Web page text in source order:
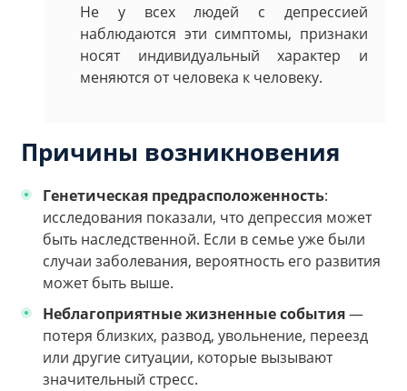
Не у всех людей с депрессией
наблюдаются эти симптомы, признаки
носят индивидуальный характер и
меняются от человека к человеку.
Причины возникновения
Генетическая предрасположенность:
исследования показали, что депрессия может
быть наследственной. Если в семье уже были
случаи заболевания, вероятность его развития
может быть выше.
Неблагоприятные жизненные события—
потеря близких, развод, увольнение, переезд
или другие ситуации, которые вызывают
значительный стресс.